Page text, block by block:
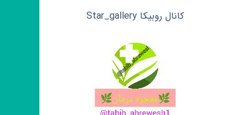
کانال روبیکا Star_gallery